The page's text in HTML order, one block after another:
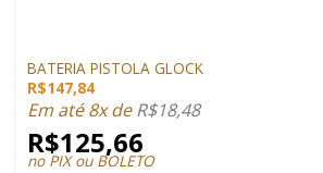
BATERIA PISTOLA GLOCK
R$147,84
Em até 8x deR$18,48
R$125,66
no PIX ou BOLETO